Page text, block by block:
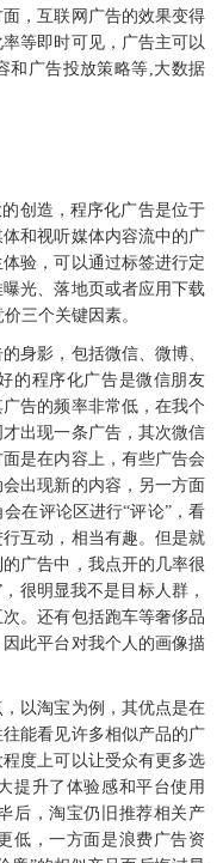
，互联网广告的效果变得
等即时可见，广告主可以
和广告投放策略等,大数据
创造，程序化广告是位于
和视听媒体内容流中的广
验，可以通过标签进行定
光、落地页或者应用下载
三个关键因素。
身影，包括微信、微博、
的程序化广告是微信朋友
告的频率非常低，在我个
出现一条广告，其次微信
是在内容上，有些广告会
出现新的内容，另一方面
在评论区进行“评论”，看
互动，相当有趣。但是就
广告中，我点开的几率很
很明显我不是目标人群，
。还有包括跑车等奢侈品
此平台对我个人的画像描
以淘宝为例，其优点是在
能看见许多相似产品的广
度上可以让受众有更多选
提升了体验感和平台使用
后，淘宝仍旧推荐相关产
低，一方面是浪费广告资